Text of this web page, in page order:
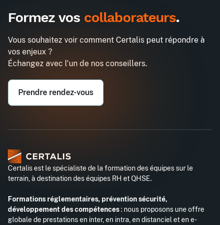
Assistant(e) : les 3 missions clés du
Entreprise*
Téléphone professionnel*
Formez vos collaborateurs.
Vous souhaitez voir comment Certalis peut répondre à
vos enjeux ?
Échangez avec l'un de nos conseillers.
Prendre rendez-vous
Certalis est le spécialiste de la formation des équipes sur le
terrain, à destination des équipes RH et QHSE.
Formations réglementaires, prévention sécurité,
développement des compétences: nous proposons une offre
globale de prestations en inter, en intra, en distanciel et en e-